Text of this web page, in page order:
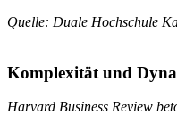
Quelle: Duale Hochschule
Komplexität und
Harvard Business Review